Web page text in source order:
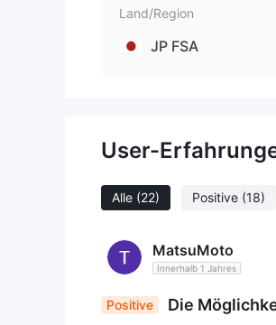
Land/Region
JP FSA
User-
Alle (22) Positive (18)
MatsuMoto
Innerhalb 1 Jahres
Positive Die